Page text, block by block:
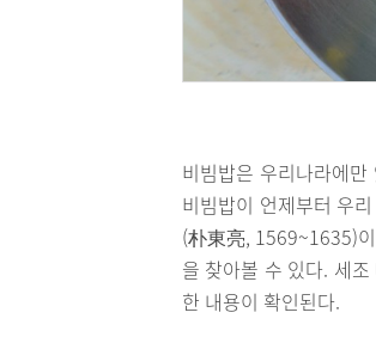
비빔밥은 우리나라에
비빔밥이 언제부터 우
(朴東亮, 1569~1635)
을 찾아볼 수 있다. 세
한 내용이 확인된다.